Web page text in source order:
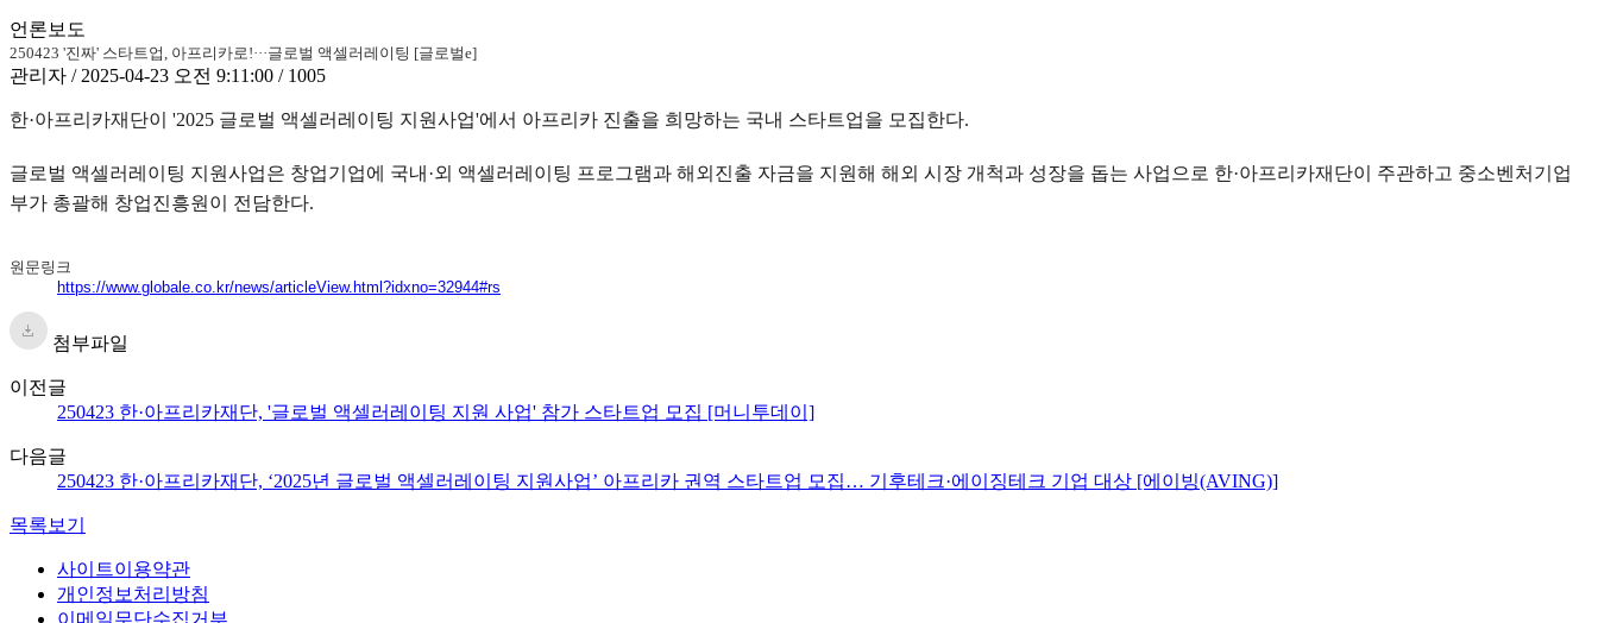
언론보도
250423 '진짜' 스타트업, 아프리카로!···글로벌 액셀러레이팅 [글로벌e]
관리자 / 2025-04-23 오전 9:11:00 / 1005
한·아프리카재단이 '2025 글로벌 액셀러레이팅 지원사업'에서 아프리카 진출을 희망하는 국내 스타트업을 모집한다.
글로벌 액셀러레이팅 지원사업은 창업기업에 국내·외 액셀러레이팅 프로그램과 해외진출 자금을 지원해 해외 시장 개척과 성장을 돕는 사업으로 한·아프리카재단이 주관하고 중소벤처기업
부가 총괄해 창업진흥원이 전담한다.
원문링크
https://www.globale.co.kr/news/articleView.html?idxno=32944#rs
첨부파일
이전글
250423 한·아프리카재단, '글로벌 액셀러레이팅 지원 사업' 참가 스타트업 모집 [머니투데이]
다음글
250423 한·아프리카재단, ‘2025년 글로벌 액셀러레이팅 지원사업’ 아프리카 권역 스타트업 모집… 기후테크·에이징테크 기업 대상 [에이빙(AVING)]
목록보기
사이트이용약관
개인정보처리방침
이메일무단수집거부